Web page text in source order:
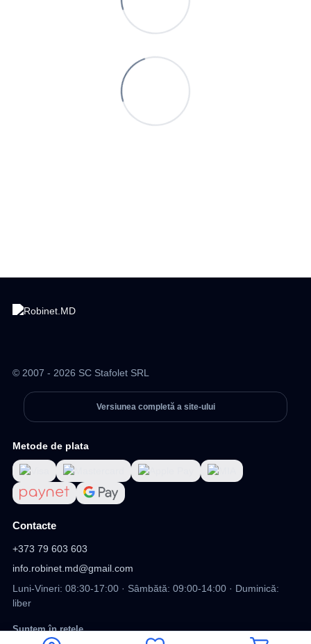
© 2007 - 2026 SC Stafolet SRL
Versiunea completă a site-ului
Metode de plata
Contacte
+373 79 603 603
info.robinet.md@gmail.com
Luni-Vineri: 08:30-17:00 · Sâmbătă: 09:00-14:00 · Duminică:
liber
Suntem în rețele